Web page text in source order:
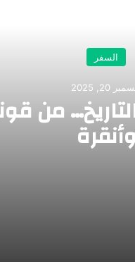
السفر
20, 2025
من
وأنقرة